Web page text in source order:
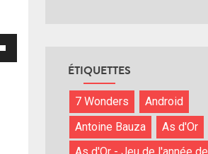
ÉTIQUETTES
7 Wonders
Android
Antoine Bauza
As d'Or